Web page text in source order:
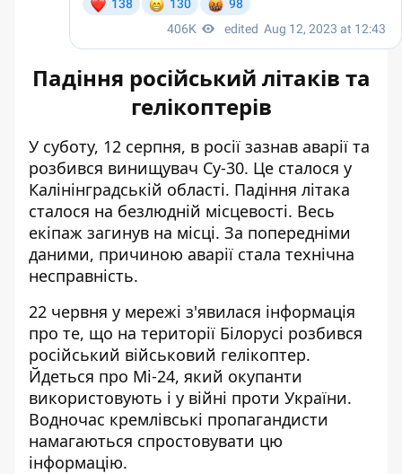
Падіння російський літаків та
гелікоптерів
У суботу, 12 серпня, в росії зазнав аварії та
розбився винищувач Су-30. Це сталося у
Калінінградській області. Падіння літака
сталося на безлюдній місцевості. Весь
екіпаж загинув на місці. За попередніми
даними, причиною аварії стала технічна
несправність.
22 червня у мережі з'явилася інформація
про те, що на території Білорусі розбився
російський військовий гелікоптер.
Йдеться про Мі-24, який окупанти
використовують і у війні проти України.
Водночас кремлівські пропагандисти
намагаються спростовувати цю
інформацію.